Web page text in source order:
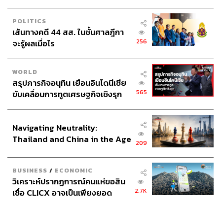
ภาพวาดดอกทานตะวันที่ร่วงโรยนี้เป็นผลงานของ Banksy
ในปี 2005 โดยได้รับแรงบันดาลใจมาจากภาพ Sunflowers
ของ Vincent Van Gogh และเคยเป็นของ Paul Smith
ดีไซเนอร์ชื่อดังของอังกฤษมาก่อน ต่อมาในเดือนพฤศจิกายน
ปีที่แล้ว Paul Smith ตัดสินใจขายภาพผ่านการประมูลของ
สถาบัน Christie’s ด้วยราคา 440 ล้านบาท
Game Changer ราคาประมาณ 689 ล้านบาท
POLITICS
เส้นทางคดี 44 สส. ในชั้นศาลฎีกา
จะรู้ผลเมื่อไร
256
WORLD
สรุปภารกิจอนุทิน เยือนอินโดนีเซีย
ขับเคลื่อนการทูตเศรษฐกิจเชิงรุก
565
Navigating Neutrality:
Thailand and China in the Age
209
BUSINESS / ECONOMIC
วิเคราะห์ปรากฏการณ์คนแห่ขอสิน
เชื่อ CLICX อาจเป็นเพียงยอด
2.7K